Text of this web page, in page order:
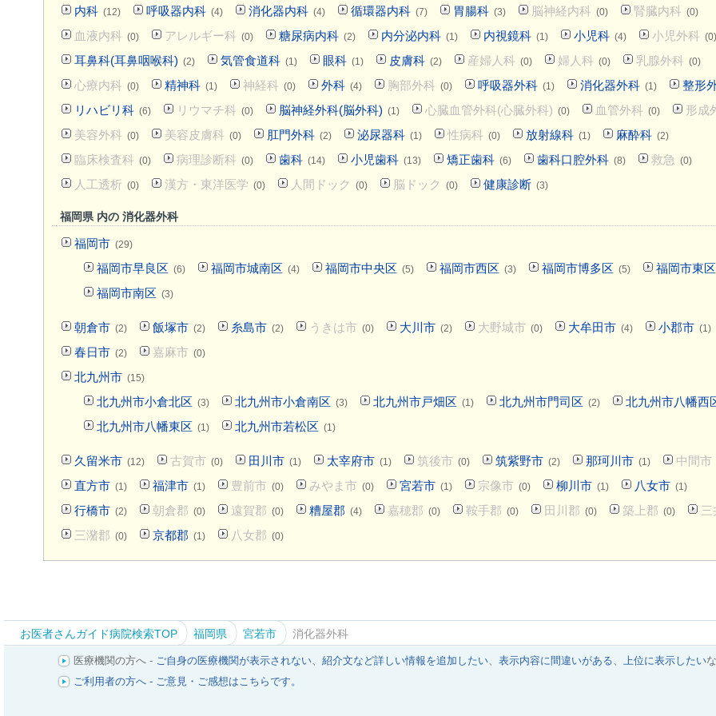
内科 (12) 呼吸器内科 (4) 消化器内科 (4) 循環器内科 (7) 胃腸科 (3) 脳神経内科 (0) 腎臓内科 (0)
血液内科 (0) アレルギー科 (0) 糖尿病内科 (2) 内分泌内科 (1) 内視鏡科 (1) 小児科 (4) 小児外科 (0)
耳鼻科(耳鼻咽喉科) (2) 気管食道科 (1) 眼科 (1) 皮膚科 (2) 産婦人科 (0) 婦人科 (0) 乳腺外科 (0)
心療内科 (0) 精神科 (1) 神経科 (0) 外科 (4) 胸部外科 (0) 呼吸器外科 (1) 消化器外科 (1) 整形
リハビリ科 (6) リウマチ科 (0) 脳神経外科(脳外科) (1) 心臓血管外科(心臓外科) (0) 血管外科 (0) 形成
美容外科 (0) 美容皮膚科 (0) 肛門外科 (2) 泌尿器科 (1) 性病科 (0) 放射線科 (1) 麻酔科 (2)
臨床検査科 (0) 病理診断科 (0) 歯科 (14) 小児歯科 (13) 矯正歯科 (6) 歯科口腔外科 (8) 救急 (0)
人工透析 (0) 漢方・東洋医学 (0) 人間ドック (0) 脳ドック (0) 健康診断 (3)
福岡県 内の 消化器外科
福岡市 (29)
福岡市早良区 (6) 福岡市城南区 (4) 福岡市中央区 (5) 福岡市西区 (3) 福岡市博多区 (5) 福岡市東区
福岡市南区 (3)
朝倉市 (2) 飯塚市 (2) 糸島市 (2) うきは市 (0) 大川市 (2) 大野城市 (0) 大牟田市 (4) 小郡市 (1)
春日市 (2) 嘉麻市 (0)
北九州市 (15)
北九州市小倉北区 (3) 北九州市小倉南区 (3) 北九州市戸畑区 (1) 北九州市門司区 (2) 北九州市八幡西
北九州市八幡東区 (1) 北九州市若松区 (1)
久留米市 (12) 古賀市 (0) 田川市 (1) 太宰府市 (1) 筑後市 (0) 筑紫野市 (2) 那珂川市 (1) 中間市
直方市 (1) 福津市 (1) 豊前市 (0) みやま市 (0) 宮若市 (1) 宗像市 (0) 柳川市 (1) 八女市 (1)
行橋市 (2) 朝倉郡 (0) 遠賀郡 (0) 糟屋郡 (4) 嘉穂郡 (0) 鞍手郡 (0) 田川郡 (0) 築上郡 (0) 三
三潴郡 (0) 京都郡 (1) 八女郡 (0)
お医者さんガイド病院検索TOP 福岡県 宮若市 消化器外科
医療機関の方へ - ご自身の医療機関が表示されない、 紹介文など詳しい情報を追加したい、 表示内容に間違いがある、 上位に表示したい
ご利用者の方へ - ご意見・ご感想はこちらです。